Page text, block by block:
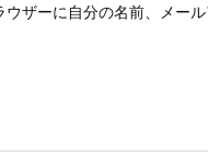
ザーに自分の名前、メール